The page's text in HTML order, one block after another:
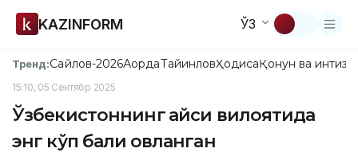
KAZINFORM ЎЗ
Тренд:Сайлов-2026АқордаТайинловҲодисаҚонун ва
15:10, 05 Сентябр 2025
Ўзбекистоннинг қайси вилоятида
энг кўп балиқ овланган